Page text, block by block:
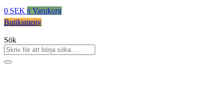
0 SEK 0 Varukorg
Butiksmeny
Sök